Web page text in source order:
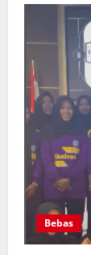
Bebas